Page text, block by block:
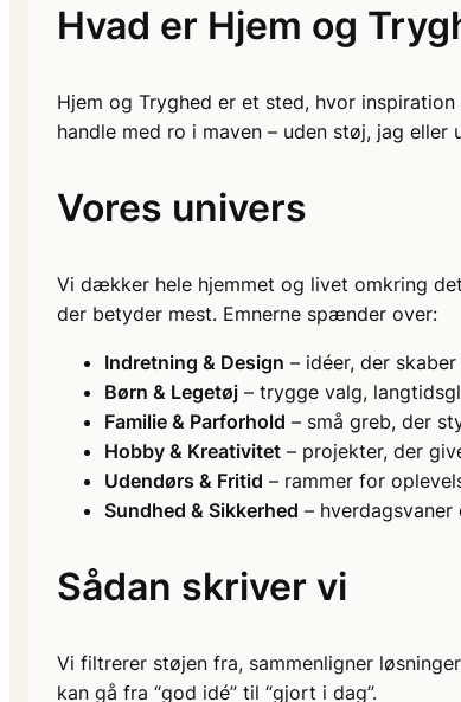
Hvad er Hjem og
Hjem og Tryghed er et sted, hvor
handle med ro i maven – uden støj, jag
Vores univers
Vi dækker hele hjemmet og livet omkring
der betyder mest. Emnerne spænder over:
Indretning & Design – idéer, der
Børn & Legetøj – trygge valg,
Familie & Parforhold – små greb, der
Hobby & Kreativitet – projekter, der
Udendørs & Fritid – rammer for
Sundhed & Sikkerhed –
Sådan skriver vi
Vi filtrerer støjen fra, sammenligner
kan gå fra “god idé” til “gjort i dag”.